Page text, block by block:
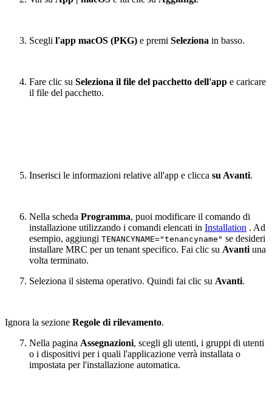
Scegli l'app macOS (PKG) e premi Seleziona in basso.
Fare clic su Seleziona il file del pacchetto dell'app e caricare
il file del pacchetto.
Inserisci le informazioni relative all'app e clicca su Avanti.
Nella scheda Programma, puoi modificare il comando di
installazione utilizzando i comandi elencati in Installation . Ad
esempio, aggiungi TENANCYNAME="tenancyname" se desideri
installare MRC per un tenant specifico. Fai clic su Avanti una
volta terminato.
Seleziona il sistema operativo. Quindi fai clic su Avanti.
Ignora la sezione Regole di rilevamento.
Nella pagina Assegnazioni, scegli gli utenti, i gruppi di utenti
o i dispositivi per i quali l'applicazione verrà installata o
impostata per l'installazione automatica.